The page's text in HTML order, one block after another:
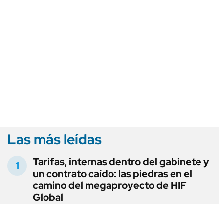
Las más leídas
Tarifas, internas dentro del gabinete y
un contrato caído: las piedras en el
camino del megaproyecto de HIF
Global